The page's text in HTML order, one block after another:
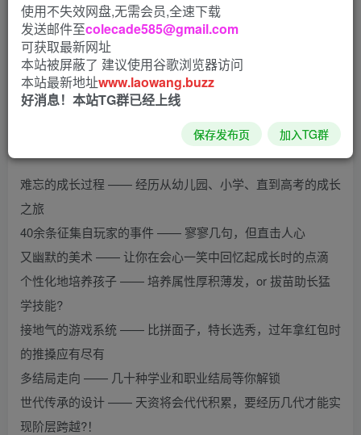
难忘的成长过程 —— 经历从幼儿园、小学、直到高考的成长
之旅
40余条征集自玩家的事件 —— 寥寥几句，但直击人心
又幽默的美术 —— 让你在会心一笑中回忆起成长时的点滴
个性化地培养孩子 —— 培养属性厚积薄发，or 拔苗助长猛
学技能?
接地气的游戏系统 —— 比拼面子，特长选秀，过年拿红包时
的推搡应有尽有
多结局走向 —— 几十种学业和职业结局等你解锁
世代传承的设计 —— 天资将会代代积累，要经历几代才能实
现阶层跨越?！
使用不失效网盘,无需会员,全速下载
发送邮件至colecade585@gmail.com
可获取最新网址
本站被屏蔽了 建议使用谷歌浏览器访问
本站最新地址www.laowang.buzz
好消息！本站TG群已经上线
保存发布页 加入TG群